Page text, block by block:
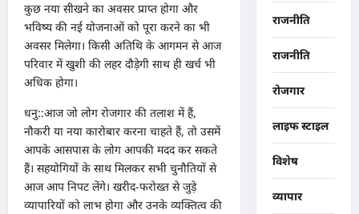
कुछ नया सीखने का अवसर प्राप्त होगा और
भविष्य की नई योजनाओं को पूरा करने का भी
अवसर मिलेगा। किसी अतिथि के आगमन से आज
परिवार में खुशी की लहर दौड़ेगी साथ ही खर्च भी
अधिक होगा।
धनु::आज जो लोग रोजगार की तलाश में हैं,
नौकरी या नया कारोबार करना चाहते हैं, तो उसमें
आपके आसपास के लोग आपकी मदद कर सकते
हैं। सहयोगियों के साथ मिलकर सभी चुनौतियों से
आज आप निपट लेंगे। खरीद-फरोख्त से जुड़े
व्यापारियों को लाभ होगा और उनके व्यक्तित्व की
राजनीति
राजनीति
रोजगार
लाइफ स्टाइल
विशेष
व्यापार